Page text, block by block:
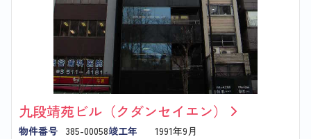
九段靖苑ビル（クダンセイエン）
物件番号 385-00058竣工年
1991年9月